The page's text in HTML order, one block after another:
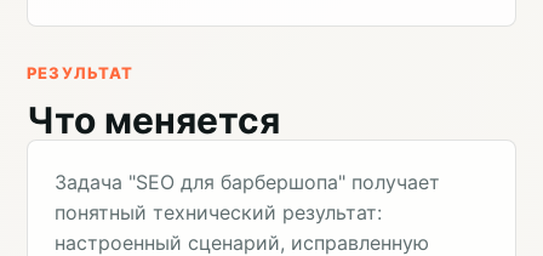
РЕЗУЛЬТАТ
Что меняется
Задача "SEO для барбершопа" получает
понятный технический результат:
настроенный сценарий, исправленную